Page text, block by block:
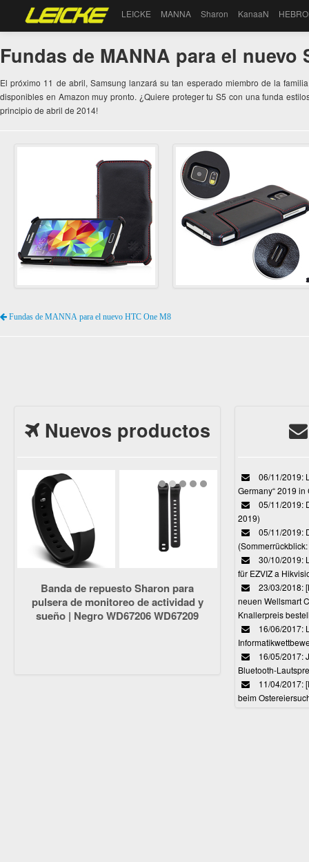
LEICKE MANNA Sharon KanaaN
Fundas de MANNA para el nuevo
El próximo 11 de abril, Samsung lanzará su tan esperado miembro de la
disponibles en Amazon muy pronto. ¿Quiere proteger tu S5 con una funda
principio de abril de 2014!
Fundas de MANNA para el nuevo HTC One M8
Nuevos productos
Banda de repuesto Sharon para
pulsera de monitoreo de actividad y
sueño | Negro WD67206 WD67209
06/11/2019:
Germany“ 2019
05/11/2019:
2019)
05/11/2019:
30/10/2019:
für EZVIZ a
23/03/2018:
neuen Wellsmart
Knallerpreis
16/06/2017:
16/05/2017:
Bluetooth-
11/04/2017:
beim